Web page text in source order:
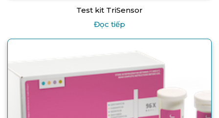
Test kit TriSensor
Đọc tiếp